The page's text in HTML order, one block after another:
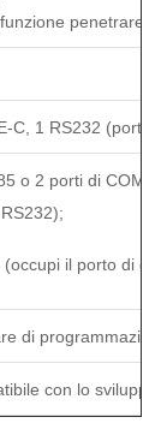
penetrare
C, 1 RS232 (porto
o 2 porti di COM
(occupi il porto di
di
con lo